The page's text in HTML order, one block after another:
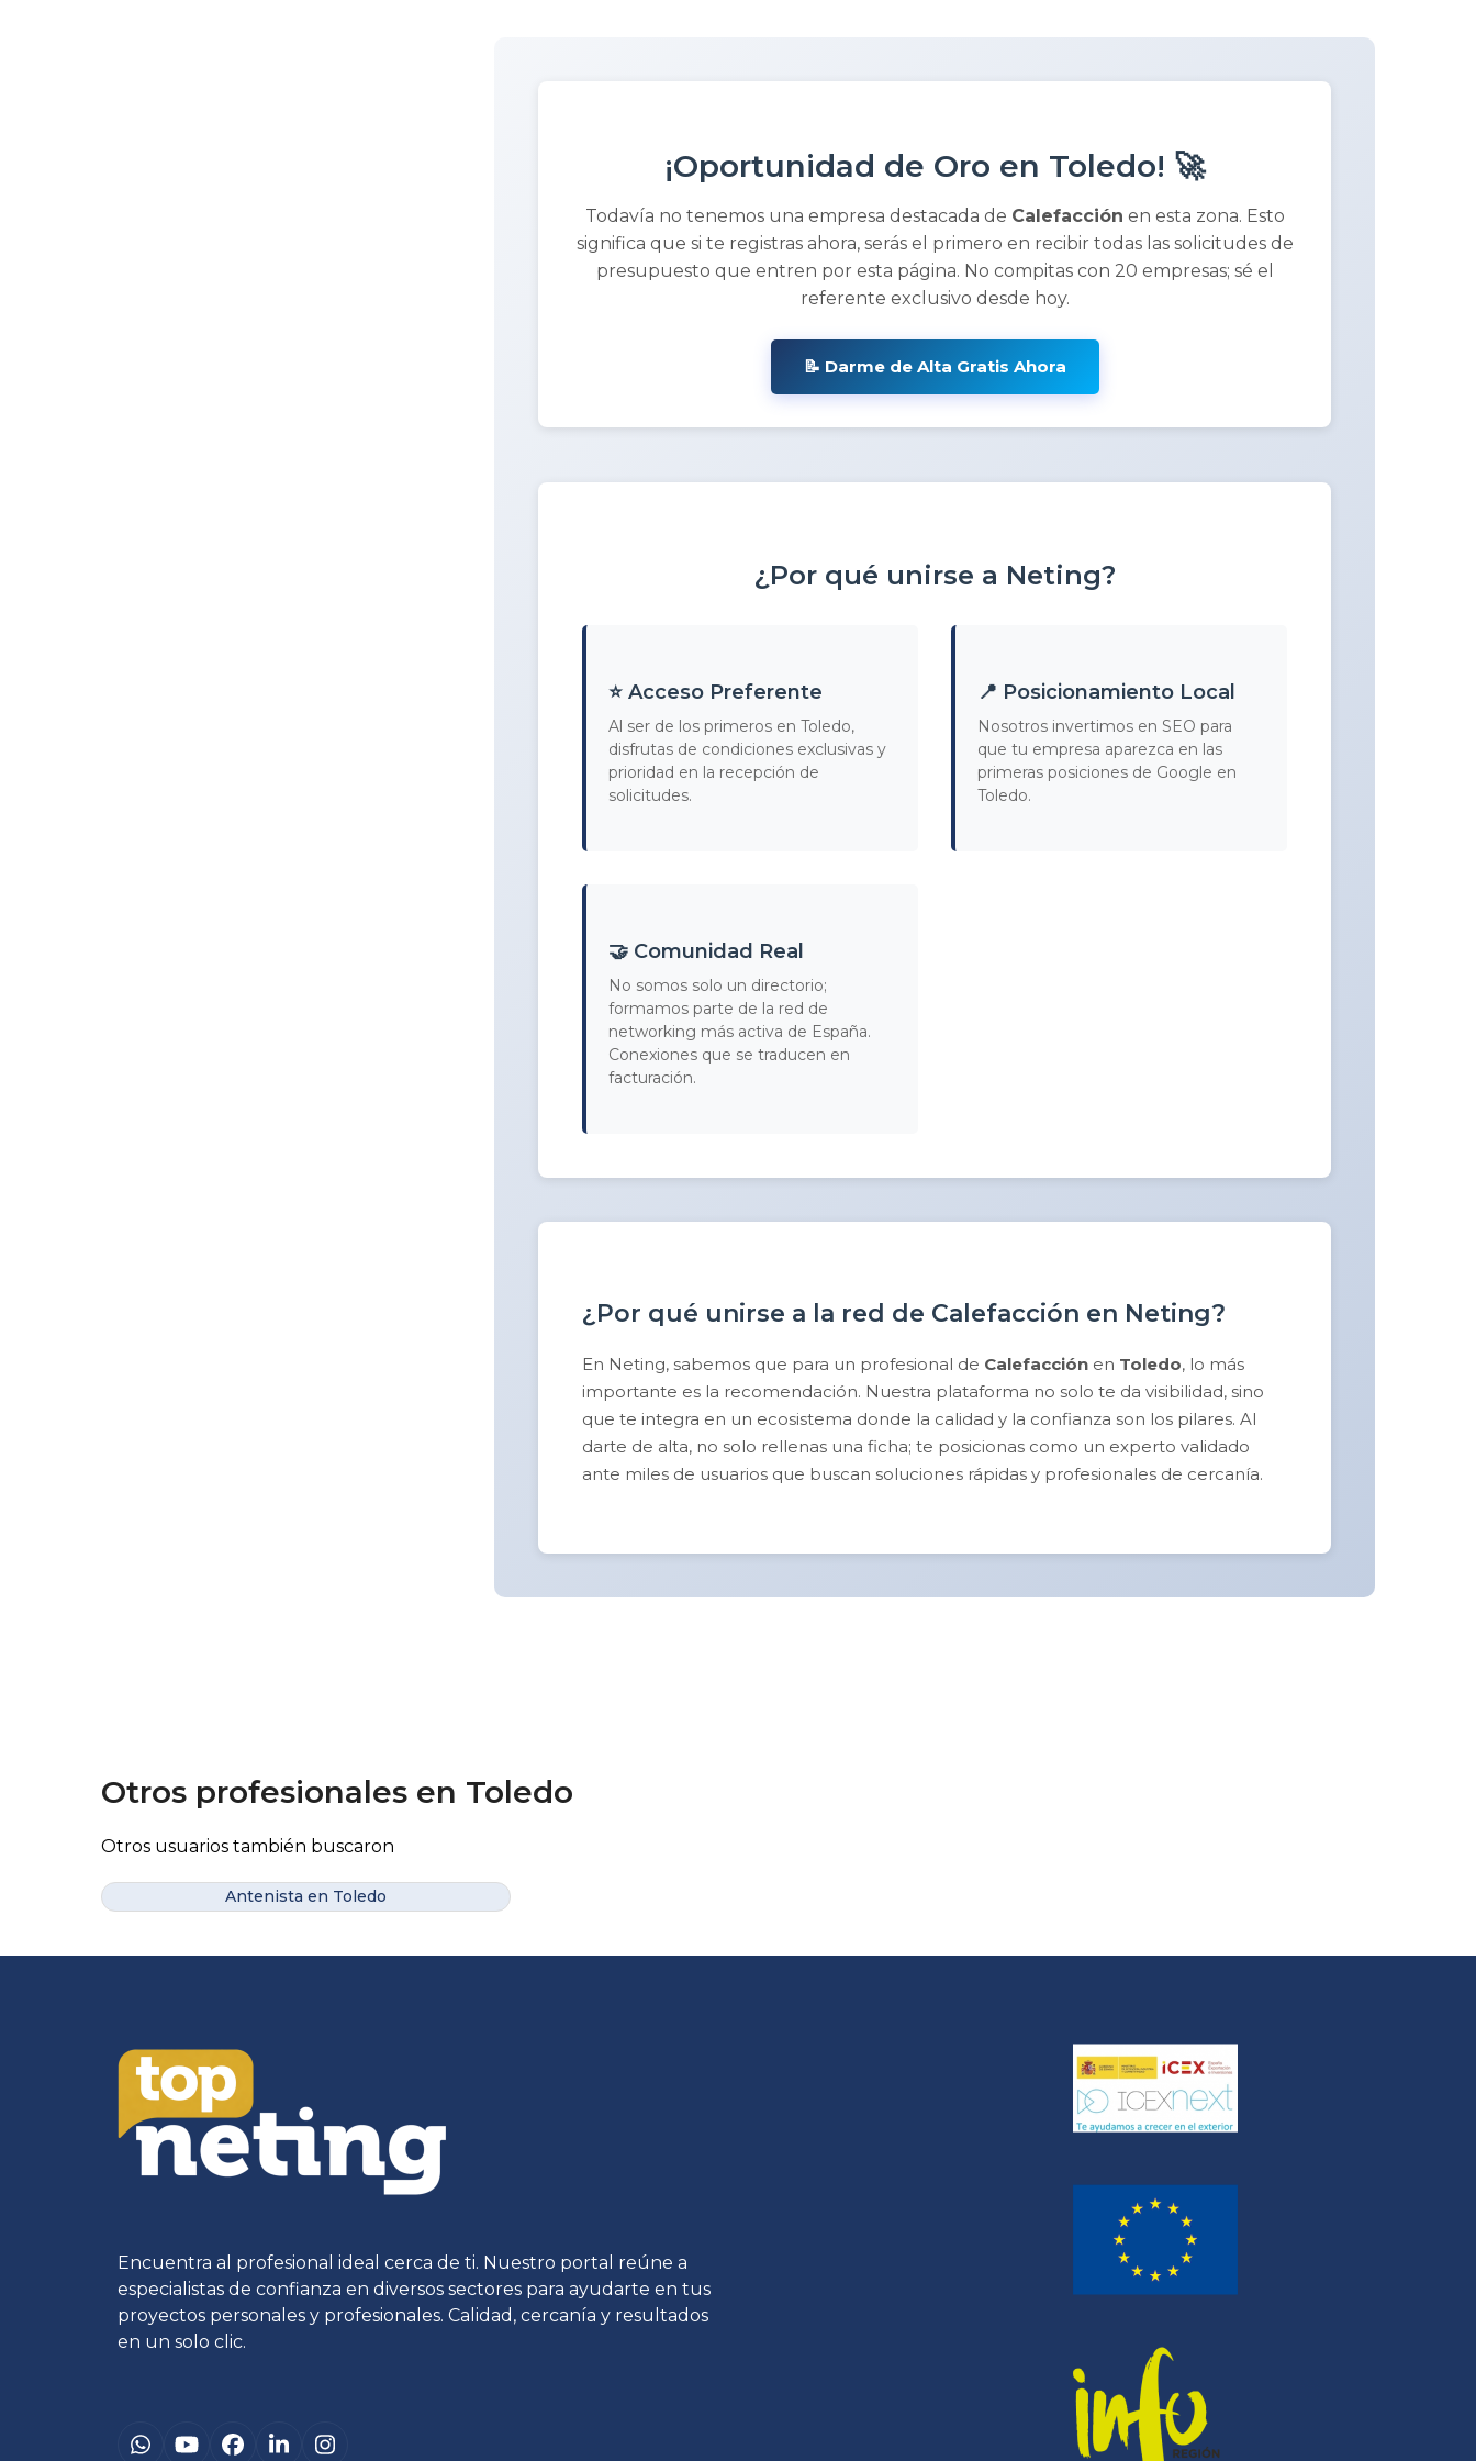
¡Oportunidad de Oro en Toledo! 🚀
Todavía no tenemos una empresa destacada de Calefacción en esta zona. Esto
significa que si te registras ahora, serás el primero en recibir todas las solicitudes de
presupuesto que entren por esta página. No compitas con 20 empresas; sé el
referente exclusivo desde hoy.
📝 Darme de Alta Gratis Ahora
¿Por qué unirse a Neting?
⭐ Acceso Preferente
Al ser de los primeros en Toledo,
disfrutas de condiciones exclusivas y
prioridad en la recepción de
solicitudes.
📍 Posicionamiento Local
Nosotros invertimos en SEO para
que tu empresa aparezca en las
primeras posiciones de Google en
Toledo.
🤝 Comunidad Real
No somos solo un directorio;
formamos parte de la red de
networking más activa de España.
Conexiones que se traducen en
facturación.
¿Por qué unirse a la red de Calefacción en Neting?
En Neting, sabemos que para un profesional de Calefacción en Toledo, lo más
importante es la recomendación. Nuestra plataforma no solo te da visibilidad, sino
que te integra en un ecosistema donde la calidad y la confianza son los pilares. Al
darte de alta, no solo rellenas una ficha; te posicionas como un experto validado
ante miles de usuarios que buscan soluciones rápidas y profesionales de cercanía.
Otros profesionales en Toledo
Otros usuarios también buscaron
Antenista en Toledo
Encuentra al profesional ideal cerca de ti. Nuestro portal reúne a
especialistas de confianza en diversos sectores para ayudarte en tus
proyectos personales y profesionales. Calidad, cercanía y resultados
en un solo clic.
Whatsapp
YouTubeFacebook
LinkedInInstagram